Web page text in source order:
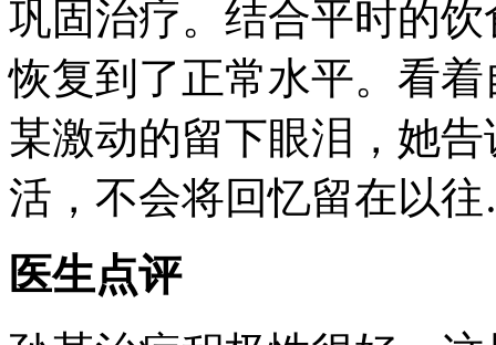
巩固治疗。结合平时的
恢复到了正常水平。看
某激动的留下眼泪，她
活，不会将回忆留在以
医生点评